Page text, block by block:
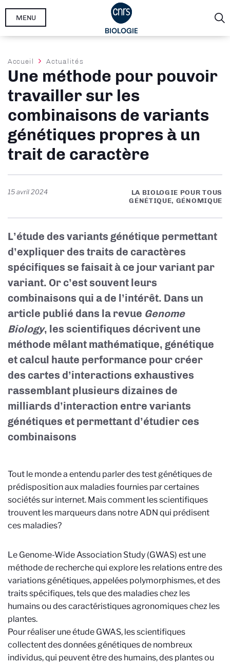
Aller
MENU
Fil
d'Ariane
Accueil Actualités
Une méthode pour pouvoir
travailler sur les
combinaisons de variants
génétiques propres à un
trait de caractère
15 avril 2024
LA BIOLOGIE POUR TOUS
GÉNÉTIQUE, GÉNOMIQUE
L’étude des variants génétique permettant
d’expliquer des traits de caractères
spécifiques se faisait à ce jour variant par
variant. Or c’est souvent leurs
combinaisons qui a de l’intérêt. Dans un
article publié dans la revue Genome
Biology, les scientifiques décrivent une
méthode mêlant mathématique, génétique
et calcul haute performance pour créer
des cartes d’interactions exhaustives
rassemblant plusieurs dizaines de
milliards d’interaction entre variants
génétiques et permettant d’étudier ces
combinaisons
Tout le monde a entendu parler des test génétiques de
prédisposition aux maladies fournies par certaines
sociétés sur internet. Mais comment les scientifiques
trouvent les marqueurs dans notre ADN qui prédisent
ces maladies?
Le Genome-Wide Association Study (GWAS) est une
méthode de recherche qui explore les relations entre des
variations génétiques, appelées polymorphismes, et des
traits spécifiques, tels que des maladies chez les
humains ou des caractéristiques agronomiques chez les
plantes.
Pour réaliser une étude GWAS, les scientifiques
collectent des données génétiques de nombreux
individus, qui peuvent être des humains, des plantes ou